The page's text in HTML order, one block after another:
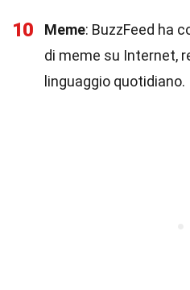
10 Meme: BuzzFeed ha
di meme su Internet,
linguaggio quotidiano.